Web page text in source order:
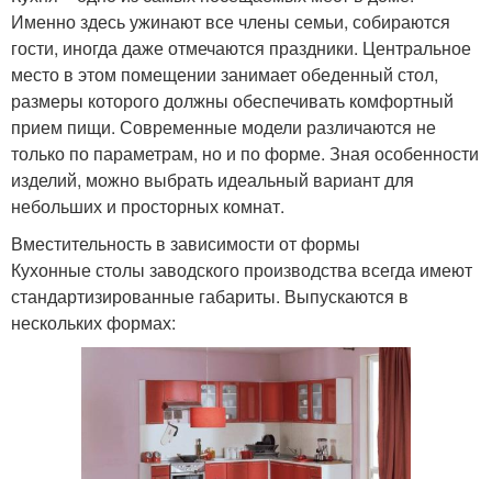
Именно здесь ужинают все члены семьи, собираются
гости, иногда даже отмечаются праздники. Центральное
место в этом помещении занимает обеденный стол,
размеры которого должны обеспечивать комфортный
прием пищи. Современные модели различаются не
только по параметрам, но и по форме. Зная особенности
изделий, можно выбрать идеальный вариант для
небольших и просторных комнат.
Вместительность в зависимости от формы
Кухонные столы заводского производства всегда имеют
стандартизированные габариты. Выпускаются в
нескольких формах: